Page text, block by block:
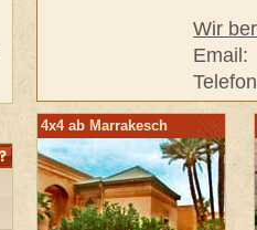
Wir
Email:
4x4 ab Marrakesch